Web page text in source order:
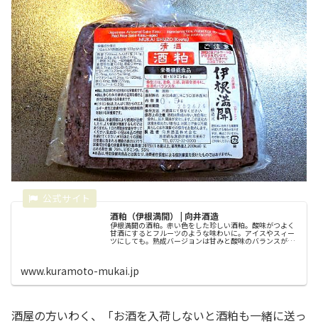
酒粕（伊根満開） | 向井酒造
伊根満開の酒粕。赤い色をした珍しい酒粕。酸味がつよく
甘酒にするとフルーツのような味わいに。アイスやスィー
ツにしても。熟成バージョンは甘みと酸味のバランスがす
ばらしく、その場でナッツやハチミツをかけてたべても面
www.kuramoto-mukai.jp
酒屋の方いわく、「お酒を入荷しないと酒粕も一緒に送っ